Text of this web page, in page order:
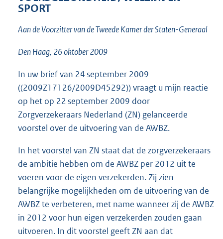
e
7
SPORT
Aan de Voorzitter van de Tweede Kamer der Staten-Generaal
Den Haag, 26 oktober 2009
In uw brief van 24 september 2009
((2009Z17126/2009D45292)) vraagt u mijn reactie
op het op 22 september 2009 door
Zorgverzekeraars Nederland (ZN) gelanceerde
voorstel over de uitvoering van de AWBZ.
In het voorstel van ZN staat dat de zorgverzekeraars
de ambitie hebben om de AWBZ per 2012 uit te
voeren voor de eigen verzekerden. Zij zien
belangrijke mogelijkheden om de uitvoering van de
AWBZ te verbeteren, met name wanneer zij de AWBZ
in 2012 voor hun eigen verzekerden zouden gaan
uitvoeren. In dit voorstel geeft ZN aan dat